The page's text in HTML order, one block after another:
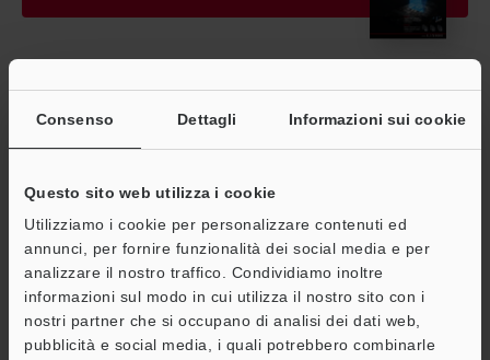
Consenso Dettagli Informazioni sui cookie
Questo sito web utilizza i cookie
Utilizziamo i cookie per personalizzare contenuti ed
annunci, per fornire funzionalità dei social media e per
analizzare il nostro traffico. Condividiamo inoltre
informazioni sul modo in cui utilizza il nostro sito con i
nostri partner che si occupano di analisi dei dati web,
pubblicità e social media, i quali potrebbero combinarle
Guide tecniche
Scheda tecnica (PDF)
Manuali
Software
Consulenza
Chiedi dimostrazione